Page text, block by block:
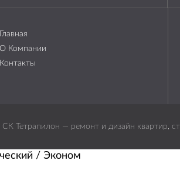
Главная
О Компании
Контакты
Тетрапилон — ремонт и дизайн квартир,
/ Эконом​